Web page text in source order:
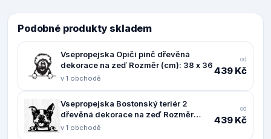
Podobné produkty skladem
Vsepropejska Opičí pinč dřevěná
dekorace na zeď Rozměr (cm): 38 x 36
v 1 obchodě
od
439 Kč
Vsepropejska Bostonský teriér 2
dřevěná dekorace na zeď Rozměr
(cm): 37 x 38
v 1 obchodě
od
439 Kč